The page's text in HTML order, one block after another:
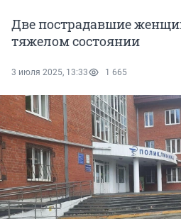
Две пострадавшие
тяжелом состоянии
3 июля 2025, 13:33 1 665